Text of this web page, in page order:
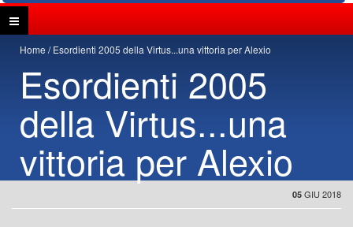
Home Esordienti 2005 della Virtus...una vittoria per Alexio
Esordienti 2005
della Virtus...una
vittoria per Alexio
05 GIU 2018